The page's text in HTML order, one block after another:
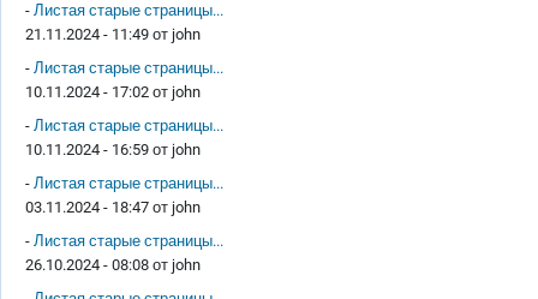
- Листая старые страницы...
21.11.2024 - 11:49 от john
- Листая старые страницы...
10.11.2024 - 17:02 от john
- Листая старые страницы...
10.11.2024 - 16:59 от john
- Листая старые страницы...
03.11.2024 - 18:47 от john
- Листая старые страницы...
26.10.2024 - 08:08 от john